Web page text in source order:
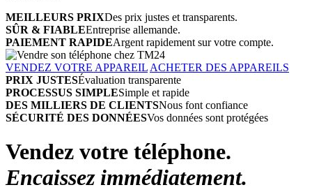
MEILLEURS PRIXDes prix justes et transparents.
SÛR & FIABLEEntreprise allemande.
PAIEMENT RAPIDEArgent rapidement sur votre compte.
VENDEZ VOTRE APPAREIL ACHETER DES APPAREILS
PRIX JUSTESÉvaluation transparente
PROCESSUS SIMPLESimple et rapide
DES MILLIERS DE CLIENTSNous font confiance
SÉCURITÉ DES DONNÉESVos données sont protégées
Vendez votre téléphone.
Encaissez immédiatement.